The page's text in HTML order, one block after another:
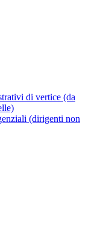
di vertice (da
(dirigenti non